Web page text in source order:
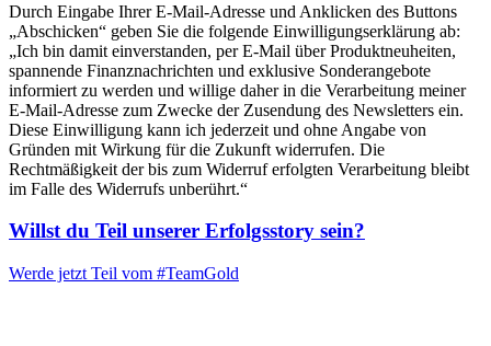
Durch Eingabe Ihrer E-Mail-Adresse und Anklicken des Buttons
„Abschicken“ geben Sie die folgende Einwilligungserklärung ab:
„Ich bin damit einverstanden, per E-Mail über Produktneuheiten,
spannende Finanznachrichten und exklusive Sonderangebote
informiert zu werden und willige daher in die Verarbeitung meiner
E-Mail-Adresse zum Zwecke der Zusendung des Newsletters ein.
Diese Einwilligung kann ich jederzeit und ohne Angabe von
Gründen mit Wirkung für die Zukunft widerrufen. Die
Rechtmäßigkeit der bis zum Widerruf erfolgten Verarbeitung bleibt
im Falle des Widerrufs unberührt.“
Willst du Teil unserer Erfolgsstory sein?
Werde jetzt Teil vom #TeamGold